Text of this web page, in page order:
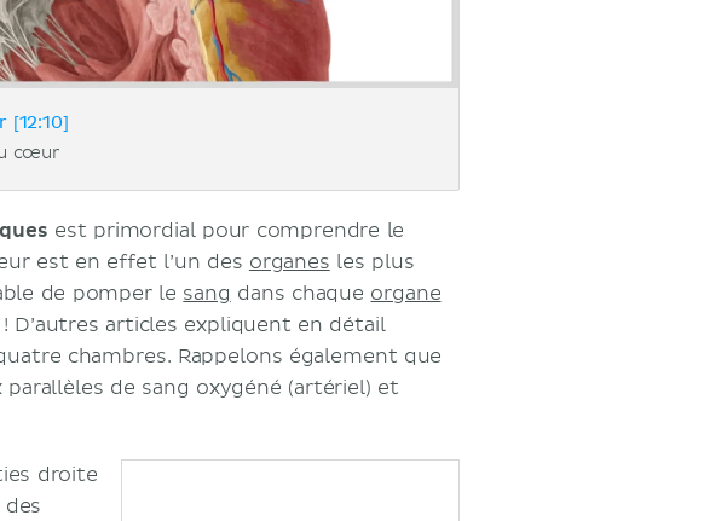
cœur
est primordial pour comprendre le
est en effet l’un des organes les plus
de pomper le sang dans chaque organe
D’autres articles expliquent en détail
chambres. Rappelons également que
de sang oxygéné (artériel) et
droite